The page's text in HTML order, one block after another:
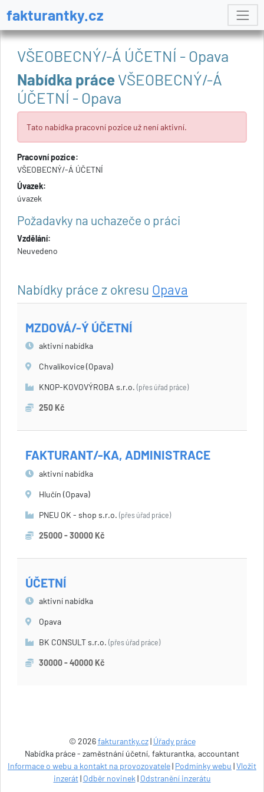
fakturantky.cz
VŠEOBECNÝ/-Á ÚČETNÍ - Opava
Nabídka práceVŠEOBECNÝ/-Á
ÚČETNÍ - Opava
Tato nabídka pracovní pozice už není aktivní.
Pracovní pozice:
VŠEOBECNÝ/-Á ÚČETNÍ
Úvazek:
úvazek
Požadavky na uchazeče o práci
Vzdělání:
Neuvedeno
Nabídky práce z okresu Opava
MZDOVÁ/-Ý ÚČETNÍ
aktivní nabídka
Chvalíkovice (Opava)
KNOP-KOVOVÝROBA s.r.o. (přes úřad práce)
250 Kč
FAKTURANT/-KA, ADMINISTRACE
aktivní nabídka
Hlučín (Opava)
PNEU OK - shop s.r.o. (přes úřad práce)
25000 - 30000 Kč
ÚČETNÍ
aktivní nabídka
Opava
BK CONSULT s.r.o. (přes úřad práce)
30000 - 40000 Kč
© 2026fakturantky.cz| Úřady práce
Nabídka práce - zaměstnání účetní, fakturantka, accountant
Informace o webu a kontakt na provozovatele| Podmínky webu |Vložit
inzerát| Odběr novinek | Odstranění inzerátu